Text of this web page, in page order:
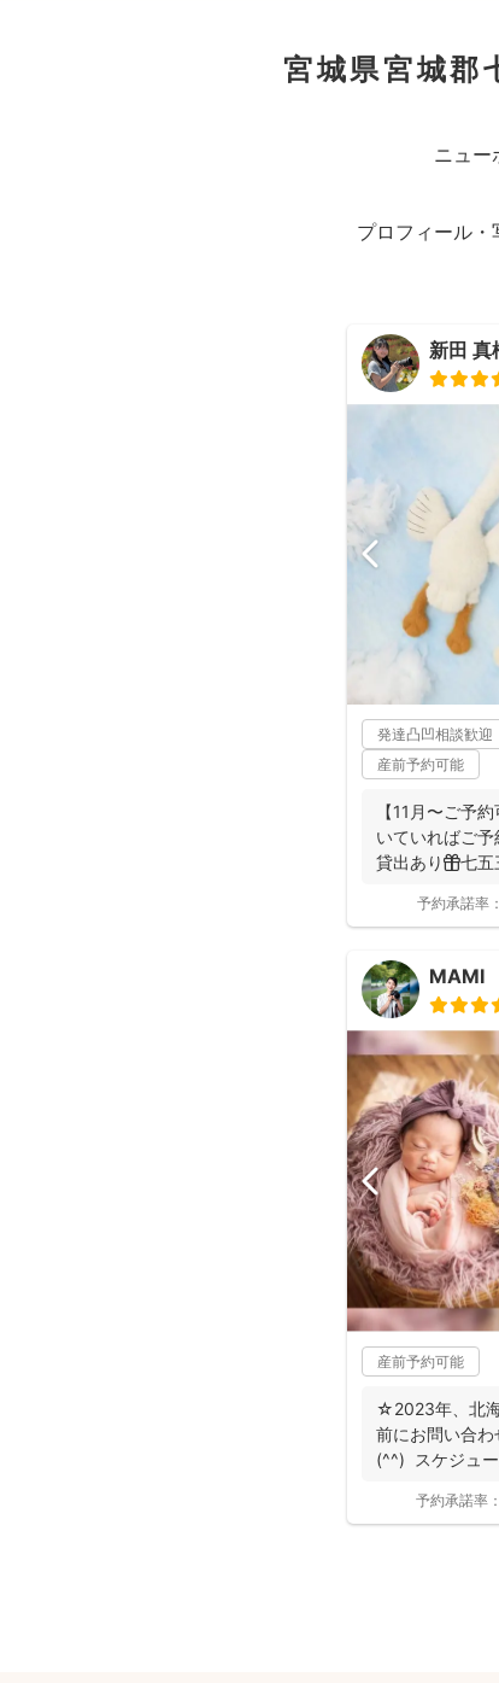
宮城県宮城郡
ニュー
プロフィール・
新田 真
発達凸凹相談歓迎
産前予約可能
【11月〜ご予
いていればご
貸出あり🎁七五
予約承諾率：
MAMI
産前予約可能
☆2023年、北
前にお問い合
(^^) スケジュ
予約承諾率：